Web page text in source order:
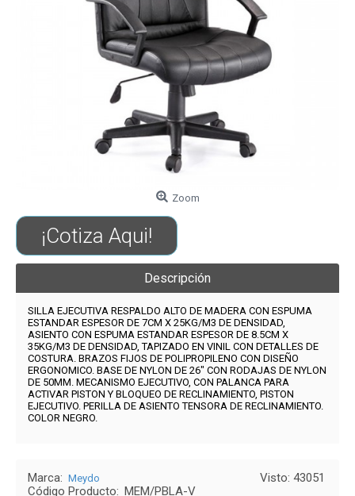
Zoom
¡Cotiza Aqui!
Descripción
SILLA EJECUTIVA RESPALDO ALTO DE MADERA CON ESPUMA
ESTANDAR ESPESOR DE 7CM X 25KG/M3 DE DENSIDAD,
ASIENTO CON ESPUMA ESTANDAR ESPESOR DE 8.5CM X
35KG/M3 DE DENSIDAD, TAPIZADO EN VINIL CON DETALLES DE
COSTURA. BRAZOS FIJOS DE POLIPROPILENO CON DISEÑO
ERGONOMICO. BASE DE NYLON DE 26" CON RODAJAS DE NYLON
DE 50MM. MECANISMO EJECUTIVO, CON PALANCA PARA
ACTIVAR PISTON Y BLOQUEO DE RECLINAMIENTO, PISTON
EJECUTIVO. PERILLA DE ASIENTO TENSORA DE RECLINAMIENTO.
COLOR NEGRO.
Visto: 43051
Marca: Meydo
Código Producto: MEM/PBLA-V